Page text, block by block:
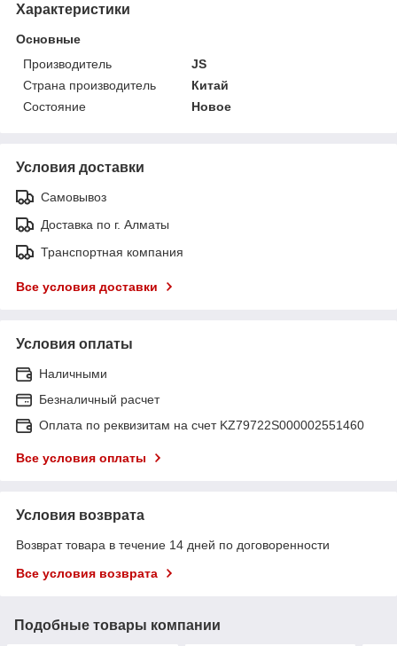
Характеристики
Основные
Производитель
JS
Страна производитель
Китай
Состояние
Новое
Условия доставки
Самовывоз
Доставка по г. Алматы
Транспортная компания
Все условия доставки
Условия оплаты
Наличными
Безналичный расчет
Оплата по реквизитам на счет KZ79722S000002551460
Все условия оплаты
Условия возврата
Возврат товара в течение 14 дней по договоренности
Все условия возврата
Подобные товары компании